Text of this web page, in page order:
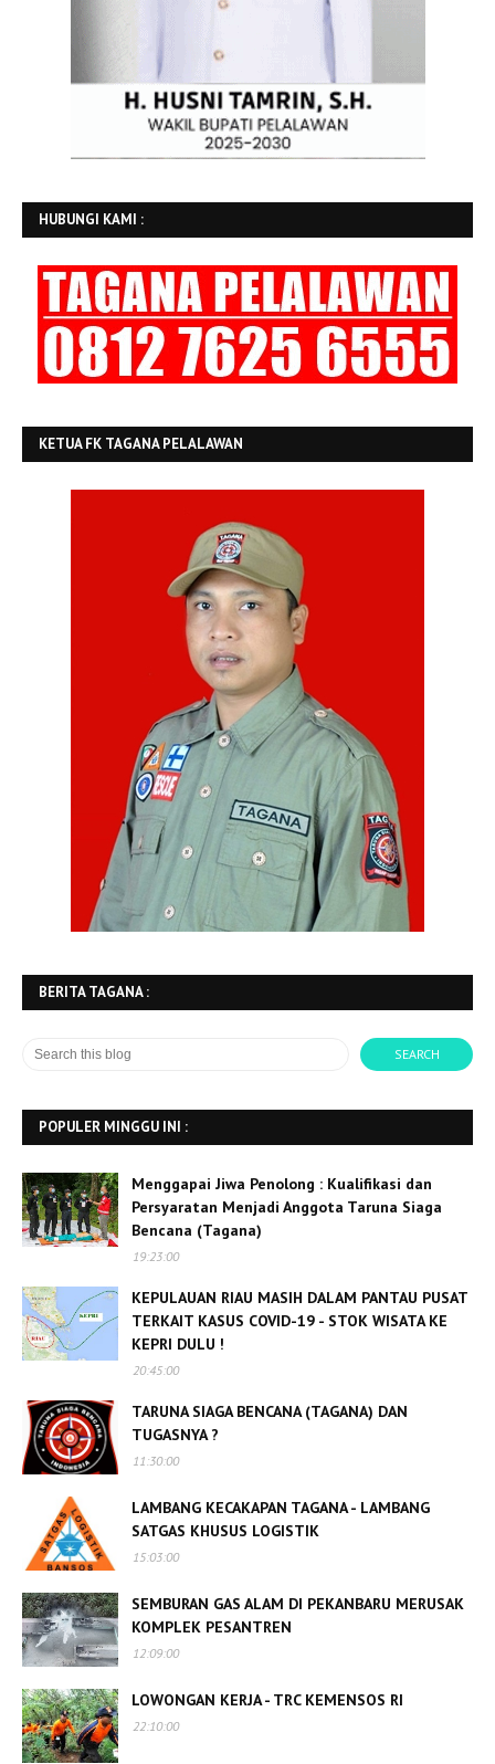
HUBUNGI KAMI :
KETUA FK TAGANA PELALAWAN
BERITA TAGANA :
POPULER MINGGU INI :
Menggapai Jiwa Penolong : Kualifikasi dan
Persyaratan Menjadi Anggota Taruna Siaga
Bencana (Tagana)
19:23:00
KEPULAUAN RIAU MASIH DALAM PANTAU PUSAT
TERKAIT KASUS COVID-19 - STOK WISATA KE
KEPRI DULU !
20:45:00
TARUNA SIAGA BENCANA (TAGANA) DAN
TUGASNYA ?
11:30:00
LAMBANG KECAKAPAN TAGANA - LAMBANG
SATGAS KHUSUS LOGISTIK
15:03:00
SEMBURAN GAS ALAM DI PEKANBARU MERUSAK
KOMPLEK PESANTREN
12:09:00
LOWONGAN KERJA - TRC KEMENSOS RI
22:10:00